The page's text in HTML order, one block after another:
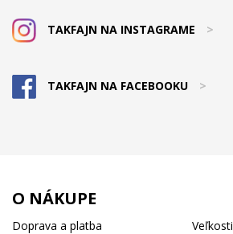
TAKFAJN NA INSTAGRAME >
TAKFAJN NA FACEBOOKU >
O NÁKUPE
Doprava a platba
Veľkosti